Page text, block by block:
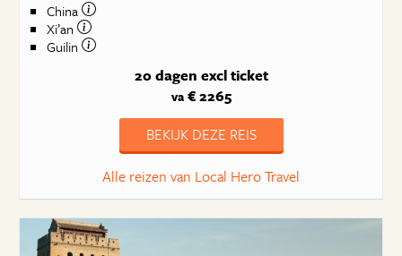
China
Xi’an
Guilin
20 dagen excl ticket
va€ 2265
BEKIJK DEZE REIS
Alle reizen van Local Hero Travel